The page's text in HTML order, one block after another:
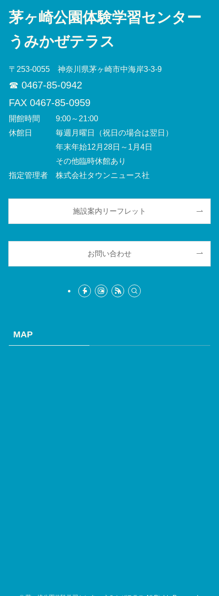
茅ヶ崎公園体験学習センター
うみかぜテラス
〒253-0055 神奈川県茅ヶ崎市中海岸3-3-9
☎︎ 0467-85-0942
FAX 0467-85-0959
開館時間 9:00～21:00
休館日 毎週月曜日（祝日の場合は翌日）
年末年始12月28日～1月4日
その他臨時休館あり
指定管理者 株式会社タウンニュース社
施設案内リーフレット
お問い合わせ
MAP